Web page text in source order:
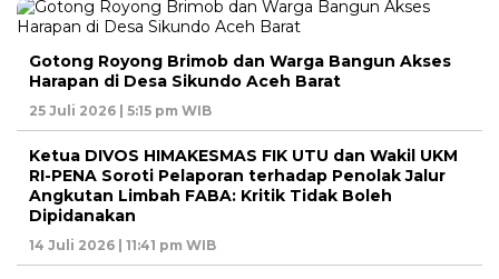
Gotong Royong Brimob dan Warga Bangun Akses
Harapan di Desa Sikundo Aceh Barat
25 Juli 2026 | 5:15 pm WIB
Ketua DIVOS HIMAKESMAS FIK UTU dan Wakil UKM
RI-PENA Soroti Pelaporan terhadap Penolak Jalur
Angkutan Limbah FABA: Kritik Tidak Boleh
Dipidanakan
14 Juli 2026 | 11:41 pm WIB